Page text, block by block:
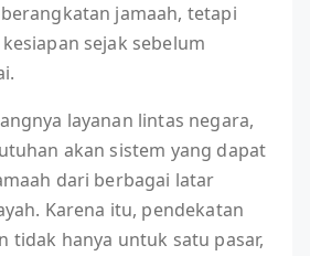
jamaah, tetapi
sejak sebelum
layanan lintas negara,
akan sistem yang dapat
dari berbagai latar
Karena itu, pendekatan
tidak hanya untuk satu pasar,